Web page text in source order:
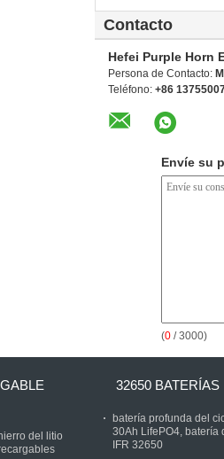
Contacto
Hefei Purple Horn
Persona de Contacto:
Teléfono: +86
Envíe su
(0 / 3000)
del litio
32650 BATERÍAS
batería profunda del
30Ah LifePO4, batería
IFR 32650